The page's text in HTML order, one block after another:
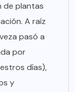
de plantas
A raíz
pasó a
por
días),
y